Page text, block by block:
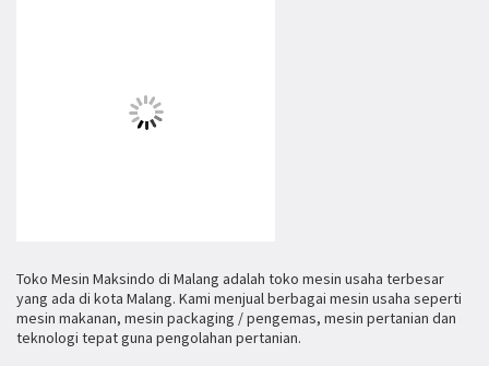
Toko Mesin Maksindo di Malang adalah toko mesin usaha terbesar
yang ada di kota Malang. Kami menjual berbagai mesin usaha seperti
mesin makanan, mesin packaging / pengemas, mesin pertanian dan
teknologi tepat guna pengolahan pertanian.